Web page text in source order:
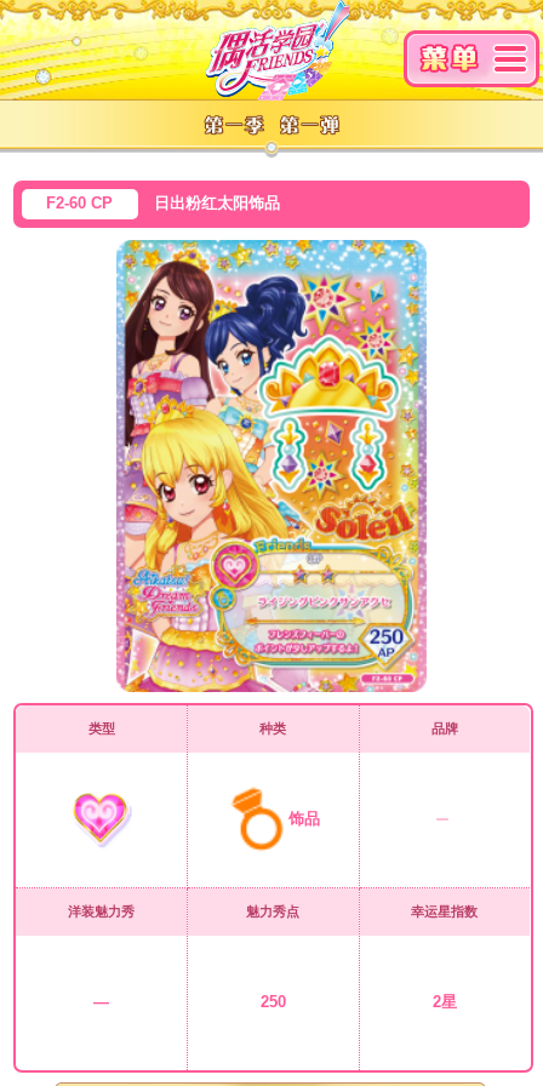
F2-60 CP 日出粉红太阳饰品
类型 种类
饰品
品牌
洋装魅力秀
—
魅力秀点
250
幸运星指数
2星